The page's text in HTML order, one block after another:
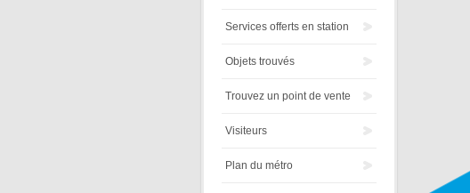
Services offerts en station
Objets trouvés
Trouvez un point de vente
Visiteurs
Plan du métro